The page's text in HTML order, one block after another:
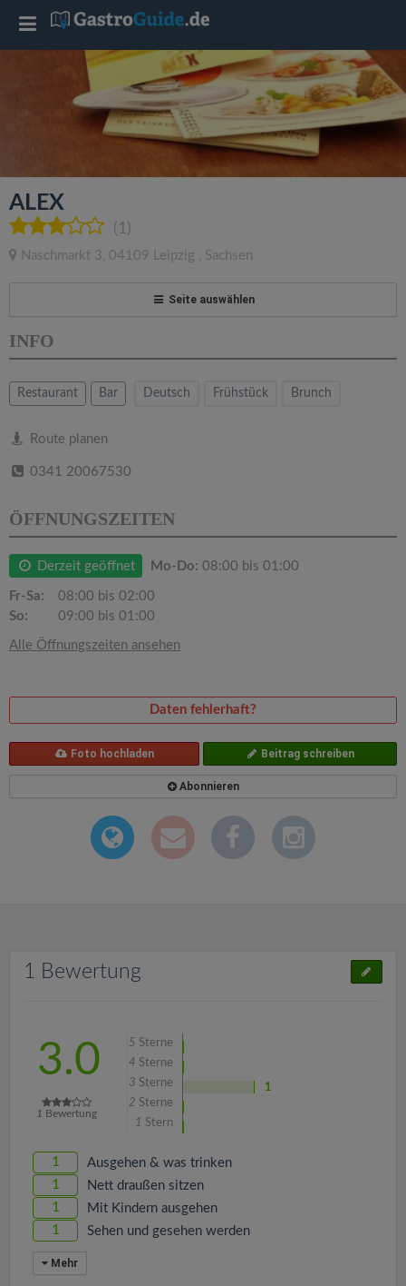
ALEX
(1)
Naschmarkt 3, 04109 Leipzig , Sachsen
Seite auswählen
INFO
Restaurant Bar Deutsch Frühstück Brunch
Route planen
0341 20067530
ÖFFNUNGSZEITEN
Derzeit geöffnet Mo-Do: 08:00 bis 01:00
Fr-Sa:
08:00 bis 02:00
So:
09:00 bis 01:00
Alle Öffnungszeiten ansehen
Daten fehlerhaft?
Foto hochladen Beitrag schreiben
Abonnieren
1 Bewertung
3.0
1 Bewertung
5 Sterne
4 Sterne
3 Sterne
1
2 Sterne
1 Stern
1 Ausgehen & was trinken
1 Nett draußen sitzen
1 Mit Kindern ausgehen
1 Sehen und gesehen werden
Mehr
T
l
e
a
v
a
t
i
o
n